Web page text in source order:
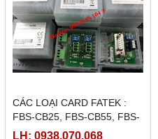
CÁC LOẠI CARD FATEK :
FBS-CB25, FBS-CB55, FBS-
CB2, FBS-CB5
LH: 0938.070.068